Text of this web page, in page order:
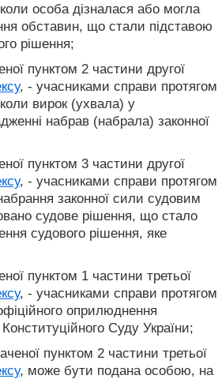
особа дізналася або могла
обставин, що стали підставою
рішення;
пунктом 2 частини другої
, - учасниками справи протягом
вирок (ухвала) у
набрав (набрала) законної
пунктом 3 частини другої
, - учасниками справи протягом
законної сили судовим
судове рішення, що стало
судового рішення, яке
пунктом 1 частини третьої
, - учасниками справи протягом
оприлюднення
Суду України;
пунктом 2 частини третьої
, може бути подана особою, на